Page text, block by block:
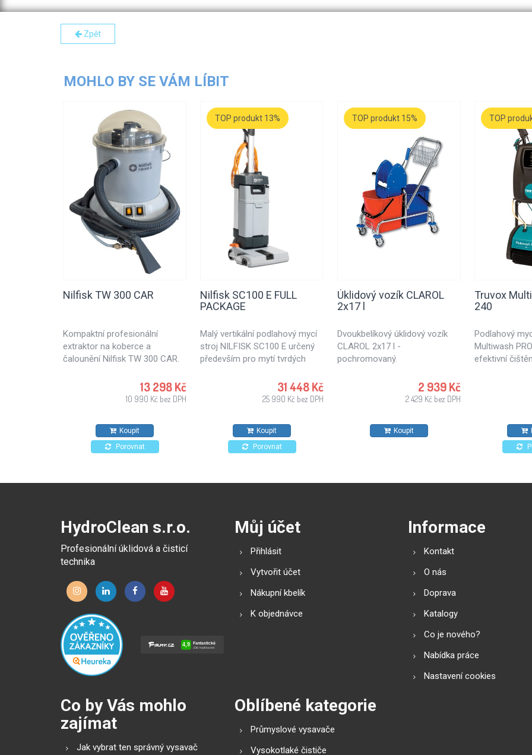
Zpět
MOHLO BY SE VÁM LÍBIT
Nilfisk TW 300 CAR
Kompaktní profesionální
extraktor na koberce a
čalounění Nilfisk TW 300 CAR.
13 298 Kč
10 990 Kč bez DPH
Koupit
Porovnat
TOP produkt 13%
Nilfisk SC100 E FULL
PACKAGE
Malý vertikální podlahový mycí
stroj NILFISK SC100 E určený
především pro mytí tvrdých
možností pro malé obchody,
školy, restaurace, kavárny či
31 448 Kč
25 990 Kč bez DPH
Koupit
Porovnat
TOP produkt 15%
Úklidový vozík CLAROL
2x17 l
Dvoukbelíkový úklidový vozík
CLAROL 2x17 l -
pochromovaný.
2 939 Kč
2 429 Kč bez DPH
Koupit
TOP
Truvox
240
Podlahový
Multiwash
efektivní
tvrdých
mytí
Podlahový
jednoduché
tichým
HydroClean s.r.o.
Profesionální úklidová a čisticí
technika
Můj účet
Přihlásit
Vytvořit účet
Nákupní kbelík
K objednávce
Informace
Kontakt
O nás
Doprava
Katalogy
Co je nového?
Nabídka práce
Nastavení cookies
Co by Vás mohlo
zajímat
Jak vybrat ten správný vysavač
Oblíbené kategorie
Průmyslové vysavače
Vysokotlaké čističe